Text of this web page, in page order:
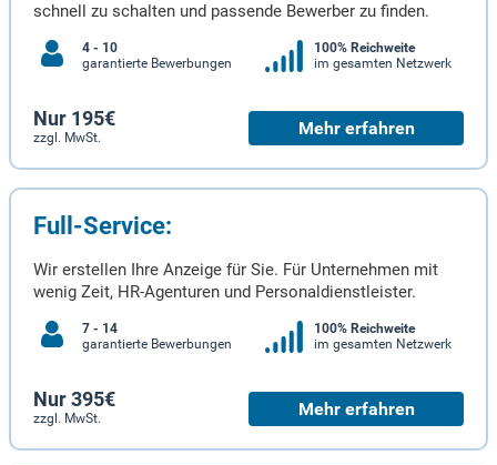
schnell zu schalten und passende Bewerber zu finden.
4 - 10
garantierte Bewerbungen
100% Reichweite
im gesamten Netzwerk
Nur 195€
zzgl. MwSt. Mehr erfahren
Full-Service:
Wir erstellen Ihre Anzeige für Sie. Für Unternehmen mit
wenig Zeit, HR-Agenturen und Personaldienstleister.
7 - 14
garantierte Bewerbungen
100% Reichweite
im gesamten Netzwerk
Nur 395€
zzgl. MwSt. Mehr erfahren